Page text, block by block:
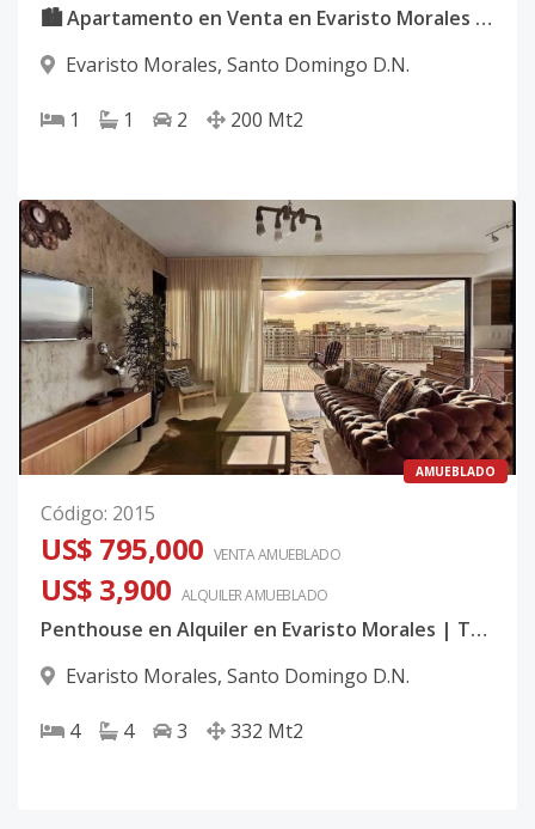
🏙️ Apartamento en Venta en Evaristo Morales – Ideal para Vivir o Invertir
Evaristo Morales, Santo Domingo D.N.
1 1 2 200 Mt2
AMUEBLADO
Código: 2015
US$ 795,000 VENTA AMUEBLADO
US$ 3,900 ALQUILERAMUEBLADO
Penthouse en Alquiler en Evaristo Morales | Terraza y Jacuzzi | 4 habitaciones
Evaristo Morales, Santo Domingo D.N.
4 4 3 332 Mt2